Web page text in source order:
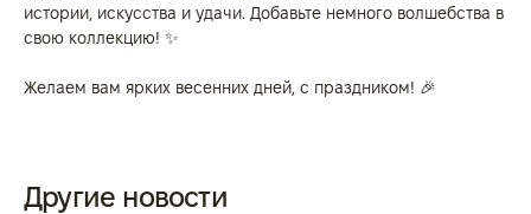
истории, искусства и удачи. Добавьте немного волшебства в
свою коллекцию! ✨
Желаем вам ярких весенних дней, с праздником! 🎉
Другие новости